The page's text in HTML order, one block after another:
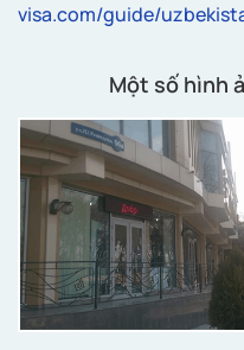
visa.com/guide/
Một số hình